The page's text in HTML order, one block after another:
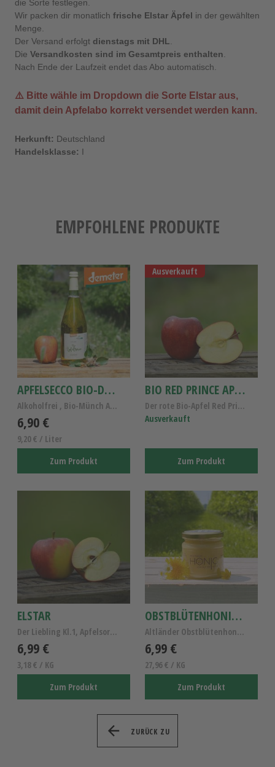
Wir packen dir monatlich frische Elstar Äpfel in der gewählten
Menge.
Der Versand erfolgt dienstags mit DHL.
Die Versandkosten sind im Gesamtpreis enthalten.
Nach Ende der Laufzeit endet das Abo automatisch.
⚠️ Bitte wähle im Dropdown die Sorte Elstaraus,
damit dein Apfelabo korrekt versendet werden kann.
Herkunft: Deutschland
Handelsklasse: I
EMPFOHLENE PRODUKTE
APFELSECCO BIO-DEMETER 0,75L
Alkoholfrei , Bio-Münch Apfelsecco
6,90 €
9,20 € / Liter
Zum Produkt
Ausverkauft
BIO RED PRINCE APFEL
Der rote Bio-Apfel Red Prince KL.I
Ausverkauft
Zum Produkt
ELSTAR
Der Liebling Kl.1, Apfelsorte Elstar
6,99 €
3,18 € / KG
Zum Produkt
OBSTBLÜTENHONIG 250G
Altländer Obstblütenhonig, reiner Obstblütenhonig,...
6,99 €
27,96 € / KG
Zum Produkt
ZURÜCK ZU